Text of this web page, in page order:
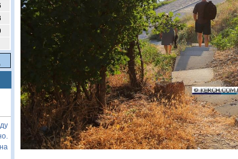
Предыдущий